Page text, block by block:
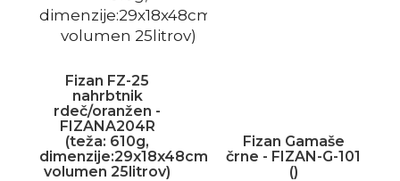
Fizan FZ-25
nahrbtnik
rdeč/oranžen -
FIZANA204R
(teža: 610g,
dimenzije:29x18x48cm,
volumen 25litrov)
Fizan Gamaše
črne - FIZAN-G-101
()